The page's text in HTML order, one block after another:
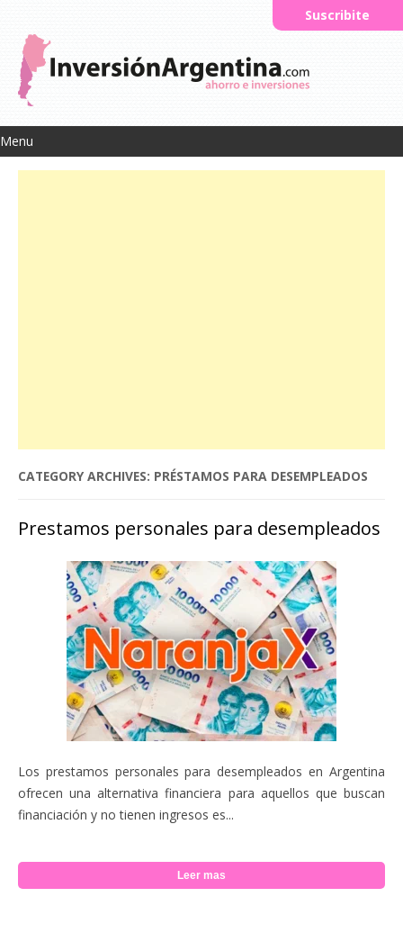
Menu
Suscribite
CATEGORY ARCHIVES: PRÉSTAMOS PARA DESEMPLEADOS
Prestamos personales para desempleados
Los prestamos personales para desempleados en Argentina
ofrecen una alternativa financiera para aquellos que buscan
financiación y no tienen ingresos es...
Leer mas